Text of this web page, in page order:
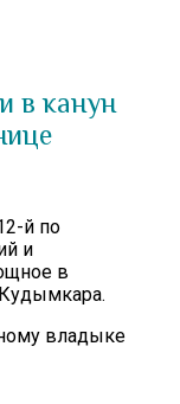
в канун
й по
и
в
владыке